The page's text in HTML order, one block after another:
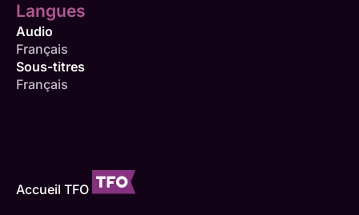
Langues
Audio
Français
Sous-titres
Français
Accueil TFO